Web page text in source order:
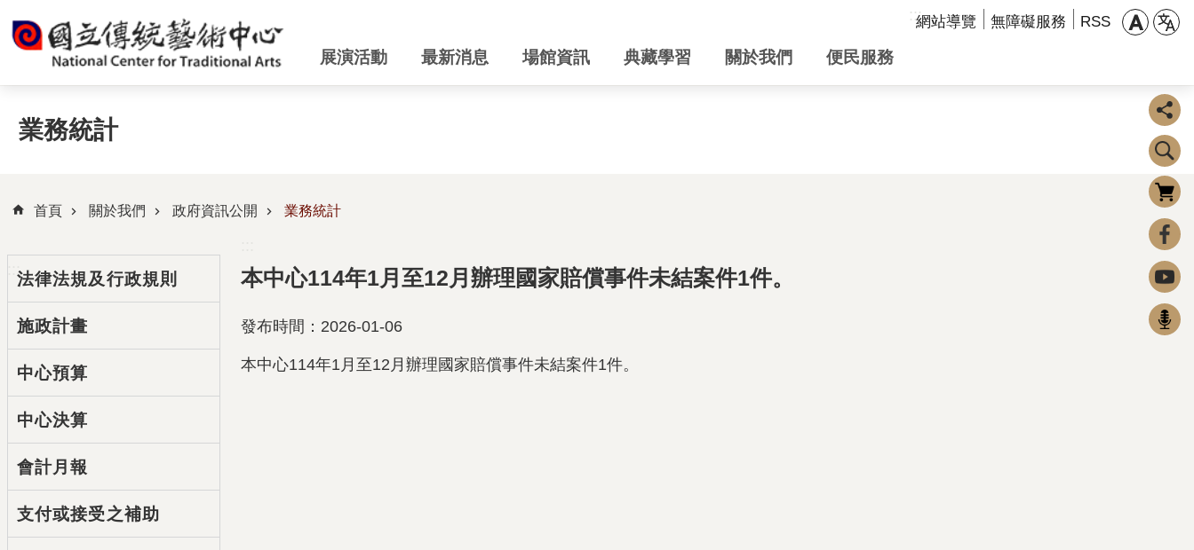
跳到主要內容區塊 :::網站導覽 無障礙服務 RSS
展演活動 最新消息 場館資訊 典藏學習 關於我們 便民服務
業務統計
首頁 關於我們 政府資訊公開 業務統計
:::法律法規及行政規則
施政計畫
中心預算
中心決算
會計月報
支付或接受之補助
本中心114年1月至12月辦理國家賠償事件未結案件1件。
發布時間：2026-01-06
本中心114年1月至12月辦理國家賠償事件未結案件1件。